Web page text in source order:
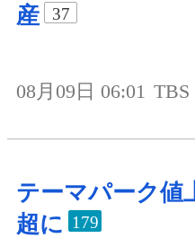
産
37
08月09日 06:01 TBS
テーマパーク値
超に 179